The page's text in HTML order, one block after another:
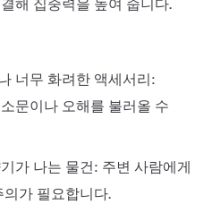
해 집중력을 높여 줍니다.
너무 화려한 액세서리:
문이나 오해를 불러올 수
가 나는 물건: 주변 사람에게
가 필요합니다.